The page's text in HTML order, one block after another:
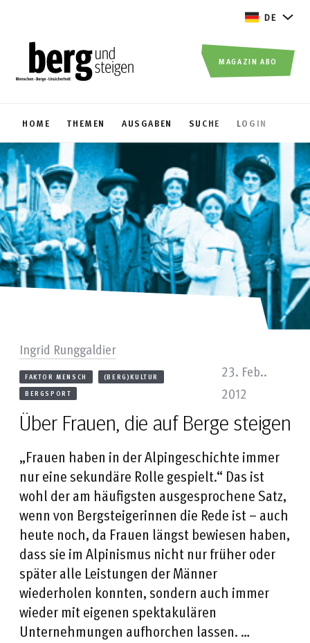
DE
HOME THEMEN AUSGABEN SUCHE LOGIN
MAGAZIN ABO
Über Frauen, die auf Berge steigen
FAKTOR MENSCH
(BERG)KULTUR
BERGSPORT
23. Feb..
2012
Ingrid Runggaldier
„Frauen haben in der Alpingeschichte immer
nur eine sekundäre Rolle gespielt.“ Das ist
wohl der am häufigsten ausgesprochene Satz,
wenn von Bergsteigerinnen die Rede ist – auch
heute noch, da Frauen längst bewiesen haben,
dass sie im Alpinismus nicht nur früher oder
später alle Leistungen der Männer
wiederholen konnten, sondern auch immer
wieder mit eigenen spektakulären
Unternehmungen aufhorchen lassen. …